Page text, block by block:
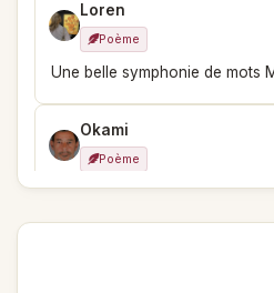
Loren
Poème
Une belle symphonie de mots
Okami
Poème
L'éternel incertitude du temps